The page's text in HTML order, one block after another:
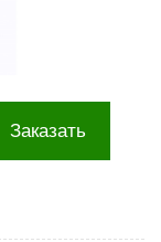
Заказать